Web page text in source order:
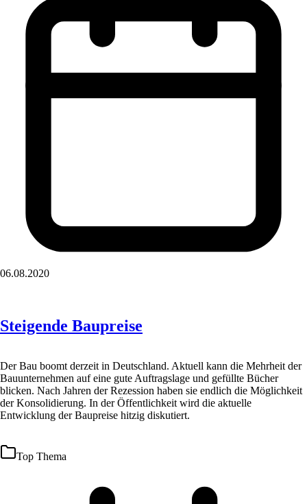
06.08.2020
Steigende Baupreise
Der Bau boomt derzeit in Deutschland. Aktuell kann die Mehrheit der
Bauunternehmen auf eine gute Auftragslage und gefüllte Bücher
blicken. Nach Jahren der Rezession haben sie endlich die Möglichkeit
der Konsolidierung. In der Öffentlichkeit wird die aktuelle
Entwicklung der Baupreise hitzig diskutiert.
Top Thema